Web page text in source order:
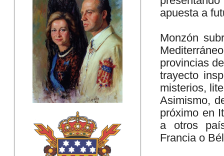
apuesta a
Monzón
provincias
trayecto
misterios,
Asimismo,
próximo en
a otros
Francia o